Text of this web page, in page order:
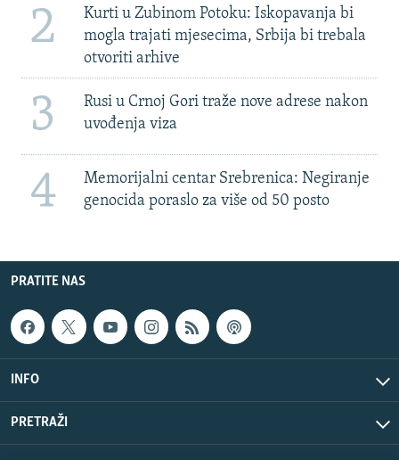
2
Kurti u Zubinom Potoku: Iskopavanja bi
mogla trajati mjesecima, Srbija bi trebala
otvoriti arhive
3
Rusi u Crnoj Gori traže nove adrese nakon
uvođenja viza
4
Memorijalni centar Srebrenica: Negiranje
genocida poraslo za više od 50 posto
PRATITE NAS
INFO
PRETRAŽI